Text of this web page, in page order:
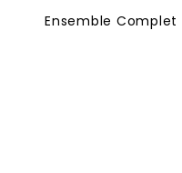
Ensemble Complet